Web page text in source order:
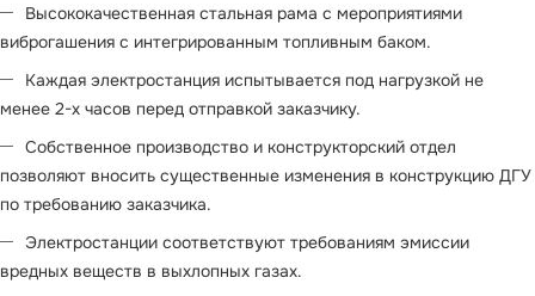
Высококачественная стальная рама с мероприятиями
виброгашения с интегрированным топливным баком.
Каждая электростанция испытывается под нагрузкой не
менее 2-х часов перед отправкой заказчику.
Собственное производство и конструкторский отдел
позволяют вносить существенные изменения в конструкцию ДГУ
по требованию заказчика.
Электростанции соответствуют требованиям эмиссии
вредных веществ в выхлопных газах.